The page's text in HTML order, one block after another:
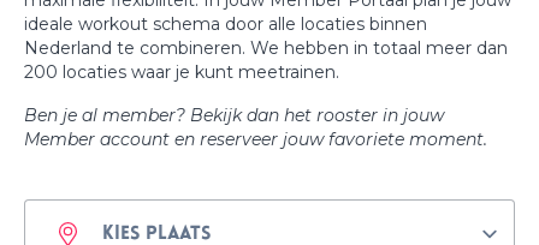
ideale workout schema door alle locaties binnen
Nederland te combineren. We hebben in totaal meer dan
200 locaties waar je kunt meetrainen.
Ben je al member? Bekijk dan het rooster in jouw
Member account en reserveer jouw favoriete moment.